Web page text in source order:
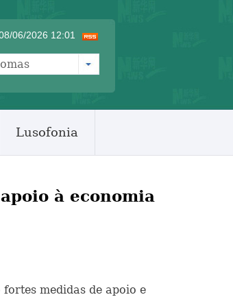
06/2026 12:01
Lusofonia
à economia
medidas de apoio e